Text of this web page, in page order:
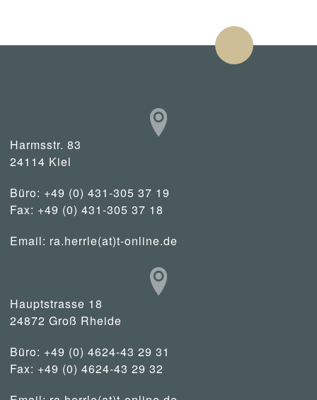
Harmsstr. 83
24114 Kiel
Büro: +49 (0) 431-305 37 19
Fax: +49 (0) 431-305 37 18
Email: ra.herrle(at)t-online.de
Hauptstrasse 18
24872 Groß Rheide
Büro: +49 (0) 4624-43 29 31
Fax: +49 (0) 4624-43 29 32